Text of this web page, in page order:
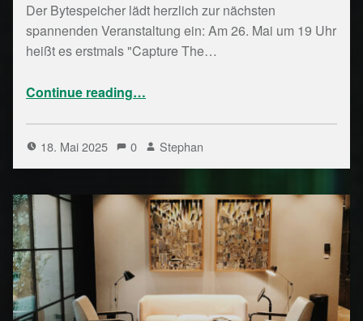
Der Bytespeicher lädt herzlich zur nächsten
spannenden Veranstaltung ein: Am 26. Mai um 19 Uhr
heißt es erstmals "Capture The…
Continue reading…
18. Mai 2025 0 Stephan